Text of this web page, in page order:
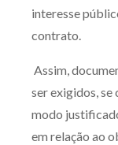
interesse
contrato.
Assim,
ser exigidos, se
modo
em relação ao